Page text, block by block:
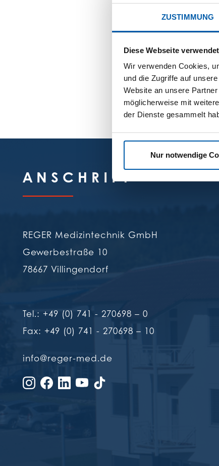
ZUSTIMMUNG
Diese Webseite
Wir verwenden Cookies,
und die Zugriffe auf
Website an unsere
möglicherweise mit
der Dienste gesammelt
Nur notwendige
ANSCHRIFT
REGER Medizintechnik GmbH
Gewerbestraße 10
78667 Villingendorf
Tel.: +49 (0) 741 - 270698 – 0
Fax: +49 (0) 741 - 270698 – 10
info@reger-med.de